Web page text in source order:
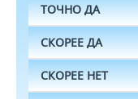
ТОЧНО ДА
СКОРЕЕ ДА
СКОРЕЕ НЕТ